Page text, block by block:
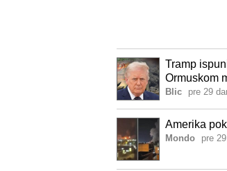
Tramp
Ormuskom
Blic pre 29
Amerika
Mondo pre